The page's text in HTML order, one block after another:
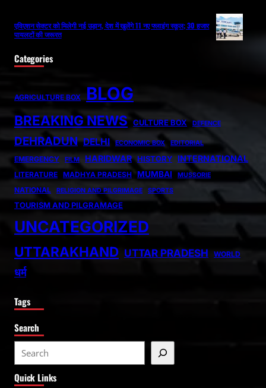
एविएशन सेक्टर को मिलेगी नई उड़ान, देश में खुलेंगे 11 नए फ्लाइंग स्कूल; 30 हजार
पायलटों की जरूरत
Categories
AGRICULTURE BOX BLOG
BREAKING NEWS CULTURE BOX DEFENCE
DEHRADUN DELHI ECONOMIC BOX EDITORIAL
EMERGENCY FILM HARIDWAR HISTORY INTERNATIONAL
LITERATURE MADHYA PRADESH MUMBAI MUSSORIE
NATIONAL RELIGION AND PILGRIMAGE SPORTS
TOURISM AND PILGRAMAGE
UNCATEGORIZED
UTTARAKHAND UTTAR PRADESH WORLD
धर्म
Tags
Search
e
a
Quick Links